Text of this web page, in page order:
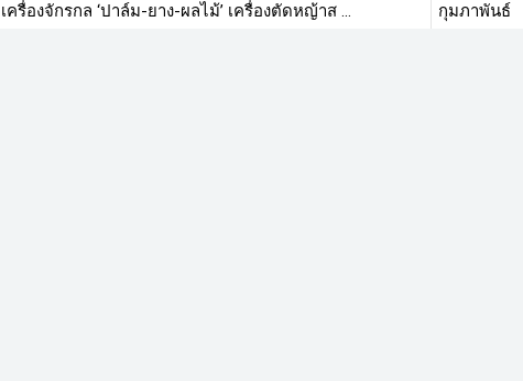
เครื่องจักรกล ‘ปาล์ม-ยาง-ผลไม้’ เครื่องตัดหญ้าส ...
กุมภาพันธ์